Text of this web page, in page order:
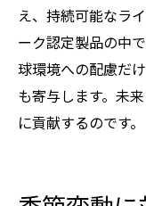
え、持続可能なラ
ーク認定製品の中
球環境への配慮だ
も寄与します。未
に貢献するのです。